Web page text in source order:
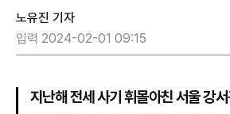
노유진 기자
입력 2024-02-01 09:15
지난해 전세 사기 휘몰아친 서울 강